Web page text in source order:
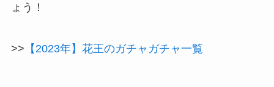
ょう！
>> 【2023年】花王のガチャガチャ一覧